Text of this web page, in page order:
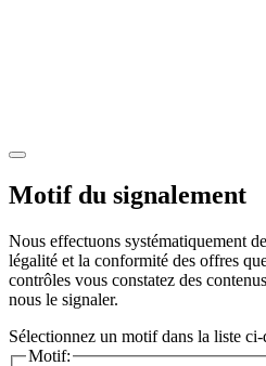
Motif du signalement
Nous effectuons systématiquement
légalité et la conformité des offres
contrôles vous constatez des
nous le signaler.
Sélectionnez un motif dans la liste ci-
Motif: